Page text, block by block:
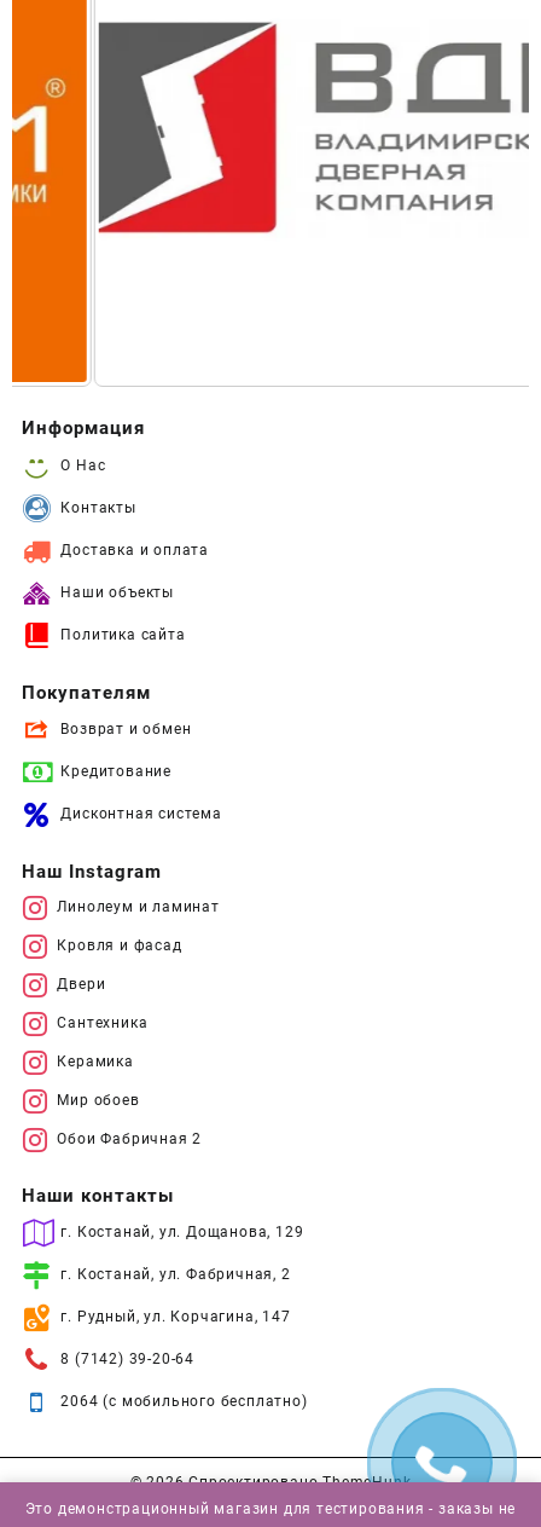
Информация
О Нас
Контакты
Доставка и оплата
Наши объекты
Политика сайта
Покупателям
Возврат и обмен
Кредитование
Дисконтная система
Наш Instagram
Линолеум и ламинат
Кровля и фасад
Двери
Сантехника
Керамика
Мир обоев
Обои Фабричная 2
Наши контакты
г. Костанай, ул. Дощанова, 129
г. Костанай, ул. Фабричная, 2
г. Рудный, ул. Корчагина, 147
8 (7142) 39-20-64
2064 (с мобильного бесплатно)
© 2026Спроектировано ThemeHunk
Это демонстрационный магазин для тестирования - заказы не